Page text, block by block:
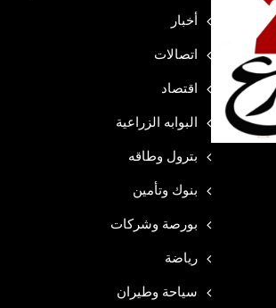
أخبار
اتصالات
اقتصاد
البوابه الزراعية
بترول وطاقه
بنوك وتأمين
بورصة وشركات
رياضة
سياحة وطيران